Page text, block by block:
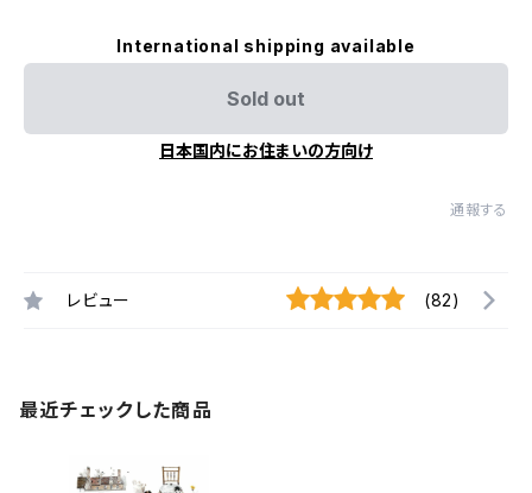
International shipping available
Sold out
日本国内にお住まいの方向け
通報する
レビュー (82)
最近チェックした商品